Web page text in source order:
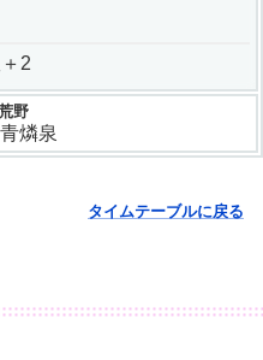
2
野
燐泉
タイムテーブルに戻る